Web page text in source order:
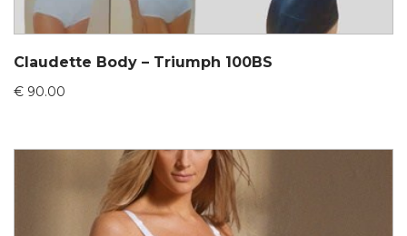
Claudette Body – Triumph 100BS
€ 90.00